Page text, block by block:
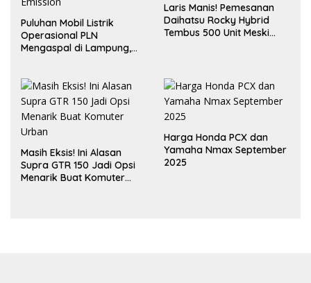
Puluhan Mobil Listrik
Operasional PLN
Mengaspal di Lampung,
Laris Manis! Pemesanan
Daihatsu Rocky Hybrid
Tembus 500 Unit Meski
Masih Eksis! Ini Alasan
Supra GTR 150 Jadi Opsi
Menarik Buat Komuter
Harga Honda PCX dan
Yamaha Nmax September
2025